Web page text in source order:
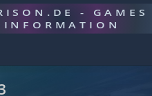
- GAMES
INFORMATION